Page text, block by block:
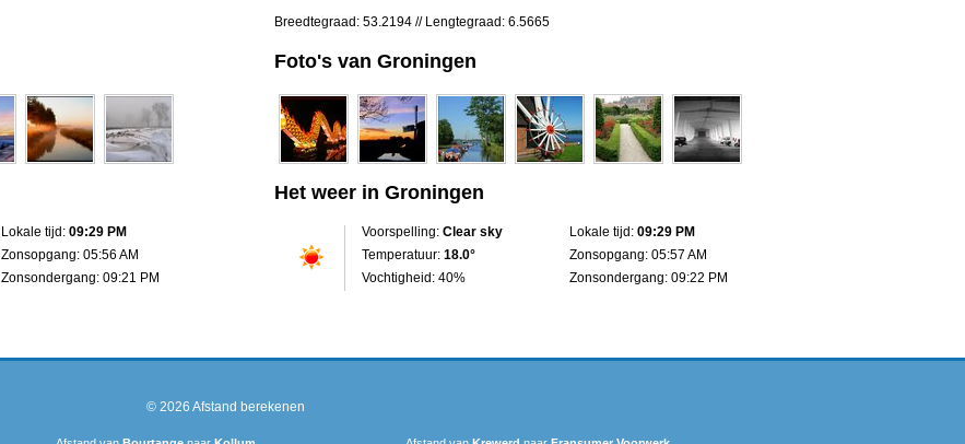
Lokale tijd: 09:29 PM
Zonsopgang: 05:56 AM
Zonsondergang: 09:21 PM
Breedtegraad: 53.2194 // Lengtegraad: 6.5665
Foto's van Groningen
Het weer in Groningen
Voorspelling: Clear sky
Temperatuur: 18.0°
Vochtigheid: 40%
Lokale tijd: 09:29 PM
Zonsopgang: 05:57 AM
Zonsondergang: 09:22 PM
© 2026 Afstand berekenen